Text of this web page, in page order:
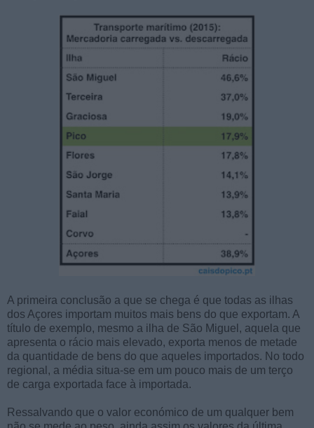
A primeira conclusão a que se chega é que todas as ilhas
dos Açores importam muitos mais bens do que exportam. A
título de exemplo, mesmo a ilha de São Miguel, aquela que
apresenta o rácio mais elevado, exporta menos de metade
da quantidade de bens do que aqueles importados. No todo
regional, a média situa-se em um pouco mais de um terço
de carga exportada face à importada.
Ressalvando que o valor económico de um qualquer bem